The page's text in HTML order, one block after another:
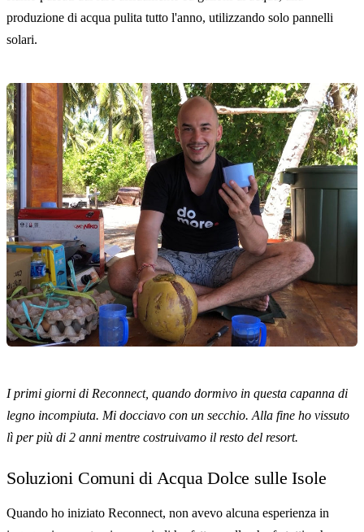
produzione di acqua pulita tutto l'anno, utilizzando solo pannelli
solari.
I primi giorni di Reconnect, quando dormivo in questa capanna di
legno incompiuta. Mi docciavo con un secchio. Alla fine ho vissuto
lì per più di 2 anni mentre costruivamo il resto del resort.
Soluzioni Comuni di Acqua Dolce sulle Isole
Quando ho iniziato Reconnect, non avevo alcuna esperienza in